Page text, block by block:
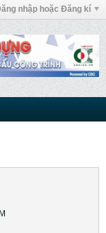
nhập hoặc Đăng kí